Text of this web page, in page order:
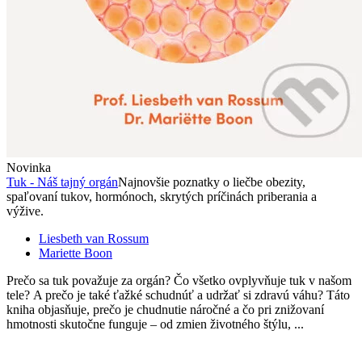
Novinka
Tuk - Náš tajný orgánNajnovšie poznatky o liečbe obezity,
spaľovaní tukov, hormónoch, skrytých príčinách priberania a
výžive.
Liesbeth van Rossum
Mariette Boon
Prečo sa tuk považuje za orgán? Čo všetko ovplyvňuje tuk v našom
tele? A prečo je také ťažké schudnúť a udržať si zdravú váhu? Táto
kniha objasňuje, prečo je chudnutie náročné a čo pri znižovaní
hmotnosti skutočne funguje – od zmien životného štýlu, ...